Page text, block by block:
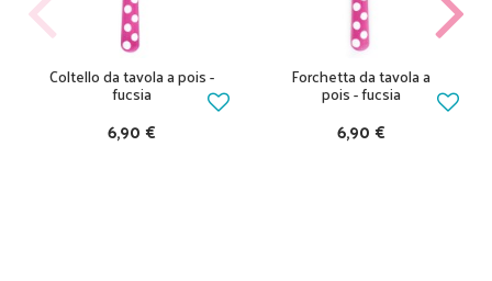
Coltello da tavola a pois -
fucsia
6,90 €
Forchetta da tavola a
pois - fucsia
6,90 €